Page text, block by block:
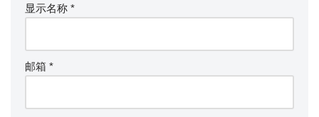
显示名称 *
邮箱 *